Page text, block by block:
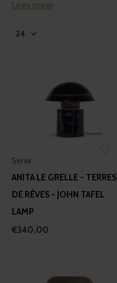
Lees meer
Serax
ANITA LE GRELLE - TERRES
DE RÊVES - JOHN TAFEL
LAMP
€340,00